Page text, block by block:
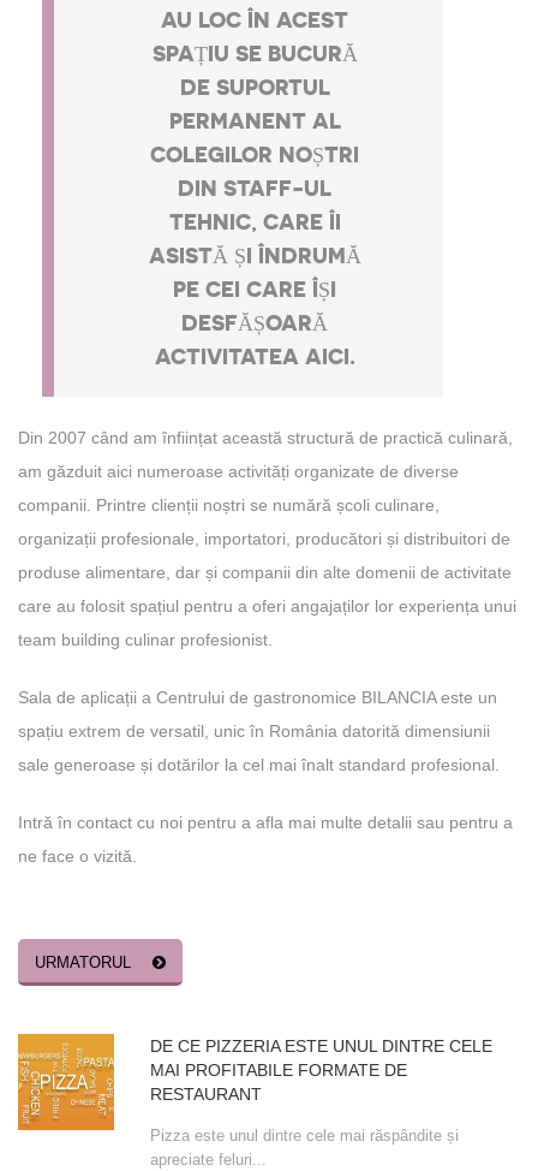
AU LOC ÎN ACEST
SPAȚIU SE BUCURĂ
DE SUPORTUL
PERMANENT AL
COLEGILOR NOȘTRI
DIN STAFF-UL
TEHNIC, CARE ÎI
ASISTĂ ȘI ÎNDRUMĂ
PE CEI CARE ÎȘI
DESFĂȘOARĂ
ACTIVITATEA AICI.
Din 2007 când am înființat această structură de practică culinară,
am găzduit aici numeroase activități organizate de diverse
companii. Printre clienții noștri se numără școli culinare,
organizații profesionale, importatori, producători și distribuitori de
produse alimentare, dar și companii din alte domenii de activitate
care au folosit spațiul pentru a oferi angajaților lor experiența unui
team building culinar profesionist.
Sala de aplicații a Centrului de gastronomice BILANCIA este un
spațiu extrem de versatil, unic în România datorită dimensiunii
sale generoase și dotărilor la cel mai înalt standard profesional.
Intră în contact cu noi pentru a afla mai multe detalii sau pentru a
ne face o vizită.
URMATORUL
ARTICOLE
RECENTE
DE CE PIZZERIA ESTE UNUL DINTRE CELE
MAI PROFITABILE FORMATE DE
RESTAURANT
Pizza este unul dintre cele mai răspândite și
apreciate feluri...